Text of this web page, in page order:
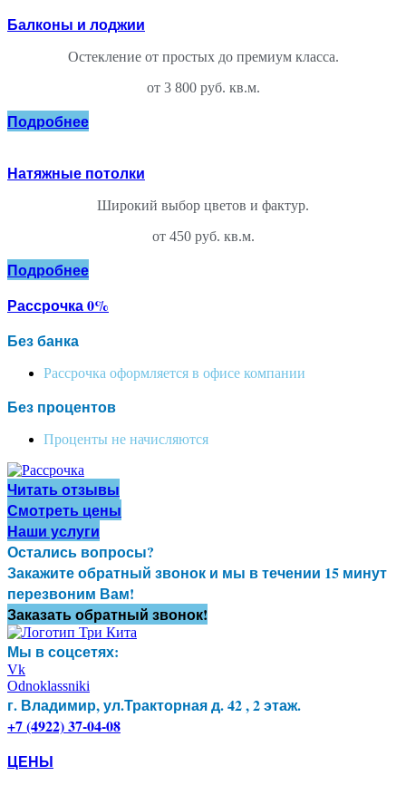
Балконы и лоджии
Остекление от простых до премиум класса.
от 3 800 руб. кв.м.
Подробнее
Натяжные потолки
Широкий выбор цветов и фактур.
от 450 руб. кв.м.
Подробнее
Рассрочка 0%
Без банка
Рассрочка оформляется в офисе компании
Без процентов
Проценты не начисляются
Читать отзывы
Смотреть цены
Наши услуги
Остались вопросы?
Закажите обратный звонок и мы в течении 15 минут
перезвоним Вам!
Заказать обратный звонок!
Мы в соцсетях:
Vk
Odnoklassniki
г. Владимир, ул.Тракторная д. 42 , 2 этаж.
+7 (4922) 37-04-08
ЦЕНЫ